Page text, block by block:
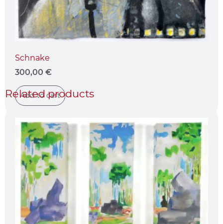
Schnake
300,00 €
Add to cart
Related products